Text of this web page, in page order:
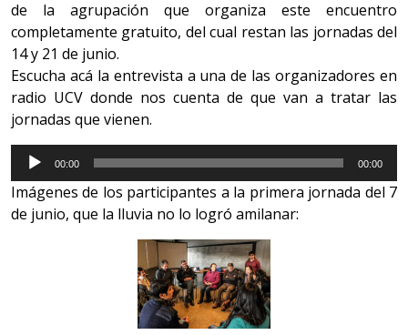
de la agrupación que organiza este encuentro
completamente gratuito, del cual restan las jornadas del
14 y 21 de junio.
Escucha acá la entrevista a una de las organizadores en
radio UCV donde nos cuenta de que van a tratar las
jornadas que vienen.
Reproductor
de
Audio
00:00 00:00
Imágenes de los participantes a la primera jornada del 7
de junio, que la lluvia no lo logró amilanar: